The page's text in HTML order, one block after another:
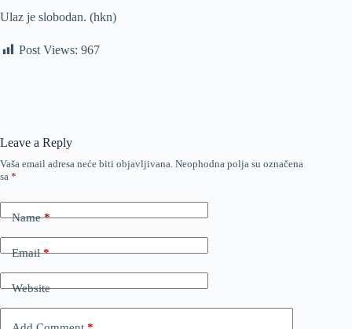
Ulaz je slobodan. (hkn)
Post Views: 967
Leave a Reply
Vaša email adresa neće biti objavljivana. Neophodna polja su označena
sa *
Name*
Email*
Website